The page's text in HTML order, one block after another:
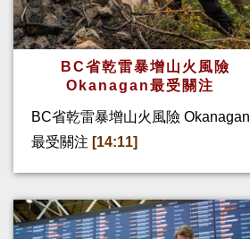
BC省乾雷暴增山火風險
Okanagan最受關注
BC省乾雷暴增山火風險 Okanagan
最受關注 [14:11]